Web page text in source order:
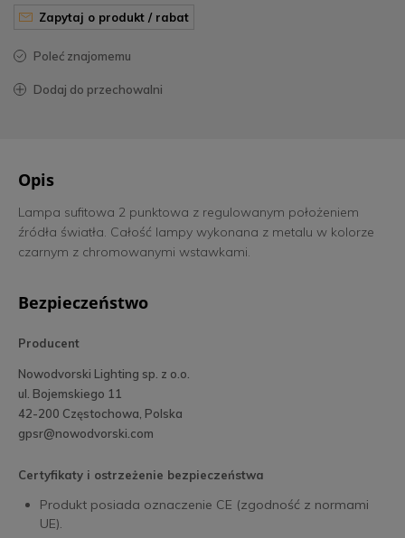
zapytaj o produkt / rabat
poleć znajomemu
dodaj do przechowalni
Opis
Lampa sufitowa 2 punktowa z regulowanym położeniem
źródła światła. Całość lampy wykonana z metalu w kolorze
czarnym z chromowanymi wstawkami.
Bezpieczeństwo
Producent
Nowodvorski Lighting sp. z o.o.
ul. Bojemskiego 11
42-200 Częstochowa, Polska
gpsr@nowodvorski.com
Certyfikaty i ostrzeżenie bezpieczeństwa
Produkt posiada oznaczenie CE (zgodność z normami
UE).